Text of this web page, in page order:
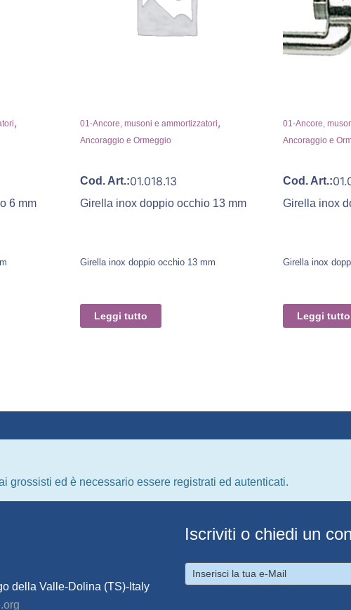
,
6 mm
01-Ancore, musoni e ammortizzatori,
Ancoraggio e Ormeggio
Cod. Art.:01.018.13
Girella inox doppio occhio 13 mm
Girella inox doppio occhio 13 mm
Leggi tutto
01-Ancore,
Ancoraggio e
Cod. Art.:
Girella inox
Girella inox
Leggi tutto
grossisti ed è necessario essere registrati ed autenticati.
della Valle-Dolina (TS)-Italy
Iscriviti o chiedi un